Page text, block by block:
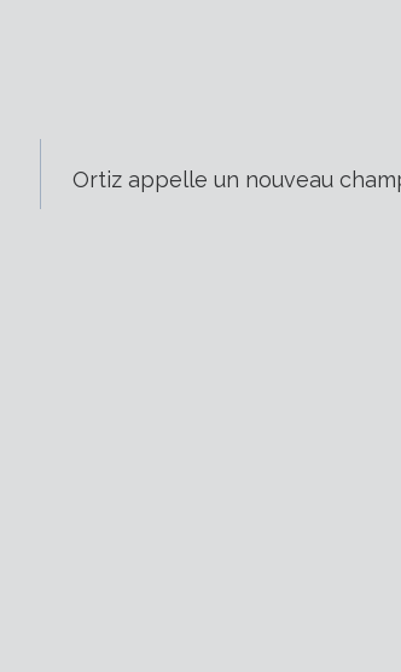
Ortiz appelle un nouveau